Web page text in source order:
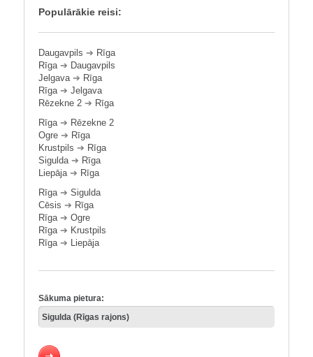
Populārākie reisi:
Daugavpils ➔ Rīga
Rīga➔ Daugavpils
Jelgava➔ Rīga
Rīga➔ Jelgava
Rēzekne 2 ➔ Rīga
Rīga➔ Rēzekne 2
Ogre ➔ Rīga
Krustpils ➔ Rīga
Sigulda➔ Rīga
Liepāja➔ Rīga
Rīga➔ Sigulda
Cēsis ➔ Rīga
Rīga➔ Ogre
Rīga➔ Krustpils
Rīga➔ Liepāja
Sākuma pietura: